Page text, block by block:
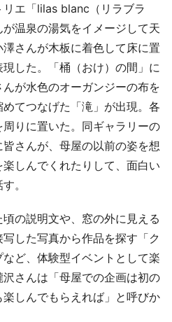
リエ「lilas blanc（リラブラ
温泉の湯気をイメージして天
さんが木板に着色して床に置
した。「桶（おけ）の間」に
が水色のオーガンジーの布を
てつなげた「滝」が出現。各
りに置いた。同ギャラリーの
さんが、母屋の以前の姿を想
しんでくれたりして、面白い
。
の説明文や、窓の外に見える
した写真から作品を探す「ク
ど、体験型イベントとして楽
さんは「母屋での企画は初の
しんでもらえれば」と呼びか